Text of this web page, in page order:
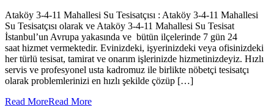
Ataköy 3-4-11 Mahallesi Su Tesisatçısı : Ataköy 3-4-11 Mahallesi
Su Tesisatçısı olarak ve Ataköy 3-4-11 Mahallesi Su Tesisat
İstanbul’un Avrupa yakasında ve bütün ilçelerinde 7 gün 24
saat hizmet vermektedir. Evinizdeki, işyerinizdeki veya ofisinizdeki
her türlü tesisat, tamirat ve onarım işlerinizde hizmetinizdeyiz. Hızlı
servis ve profesyonel usta kadromuz ile birlikte nöbetçi tesisatçı
olarak problemlerinizi en hızlı şekilde çözüp […]
Read MoreRead More